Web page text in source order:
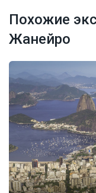
Похожие
Жанейро